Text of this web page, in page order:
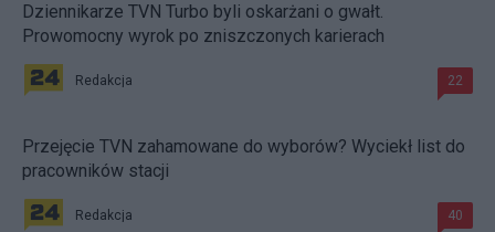
Dziennikarze TVN Turbo byli oskarżani o gwałt.
Prowomocny wyrok po zniszczonych karierach
Redakcja 22
Przejęcie TVN zahamowane do wyborów? Wyciekł list do
pracowników stacji
Redakcja 40